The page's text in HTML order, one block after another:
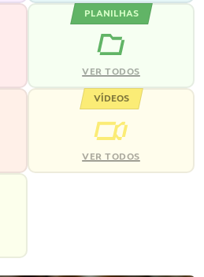
PLANILHAS
VER TODOS
VÍDEOS
VER TODOS